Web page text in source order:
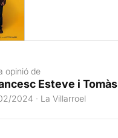
opinió de
Esteve i Tomàs
2024 · La Villarroel